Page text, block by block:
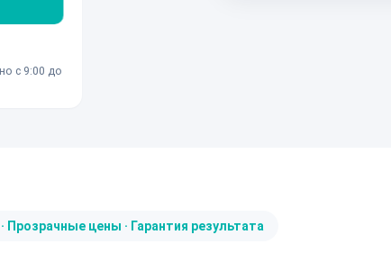
с 9:00 до
Прозрачные цены · Гарантия результата